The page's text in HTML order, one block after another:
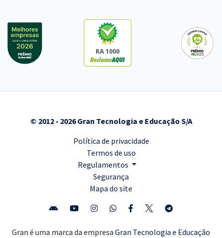
RA 1000
© 2012 - 2026 Gran Tecnologia e Educação S/A
Política de privacidade
Termos de uso
Regulamentos
Segurança
Mapa do site
Gran é uma marca da empresa Gran Tecnologia e Educação